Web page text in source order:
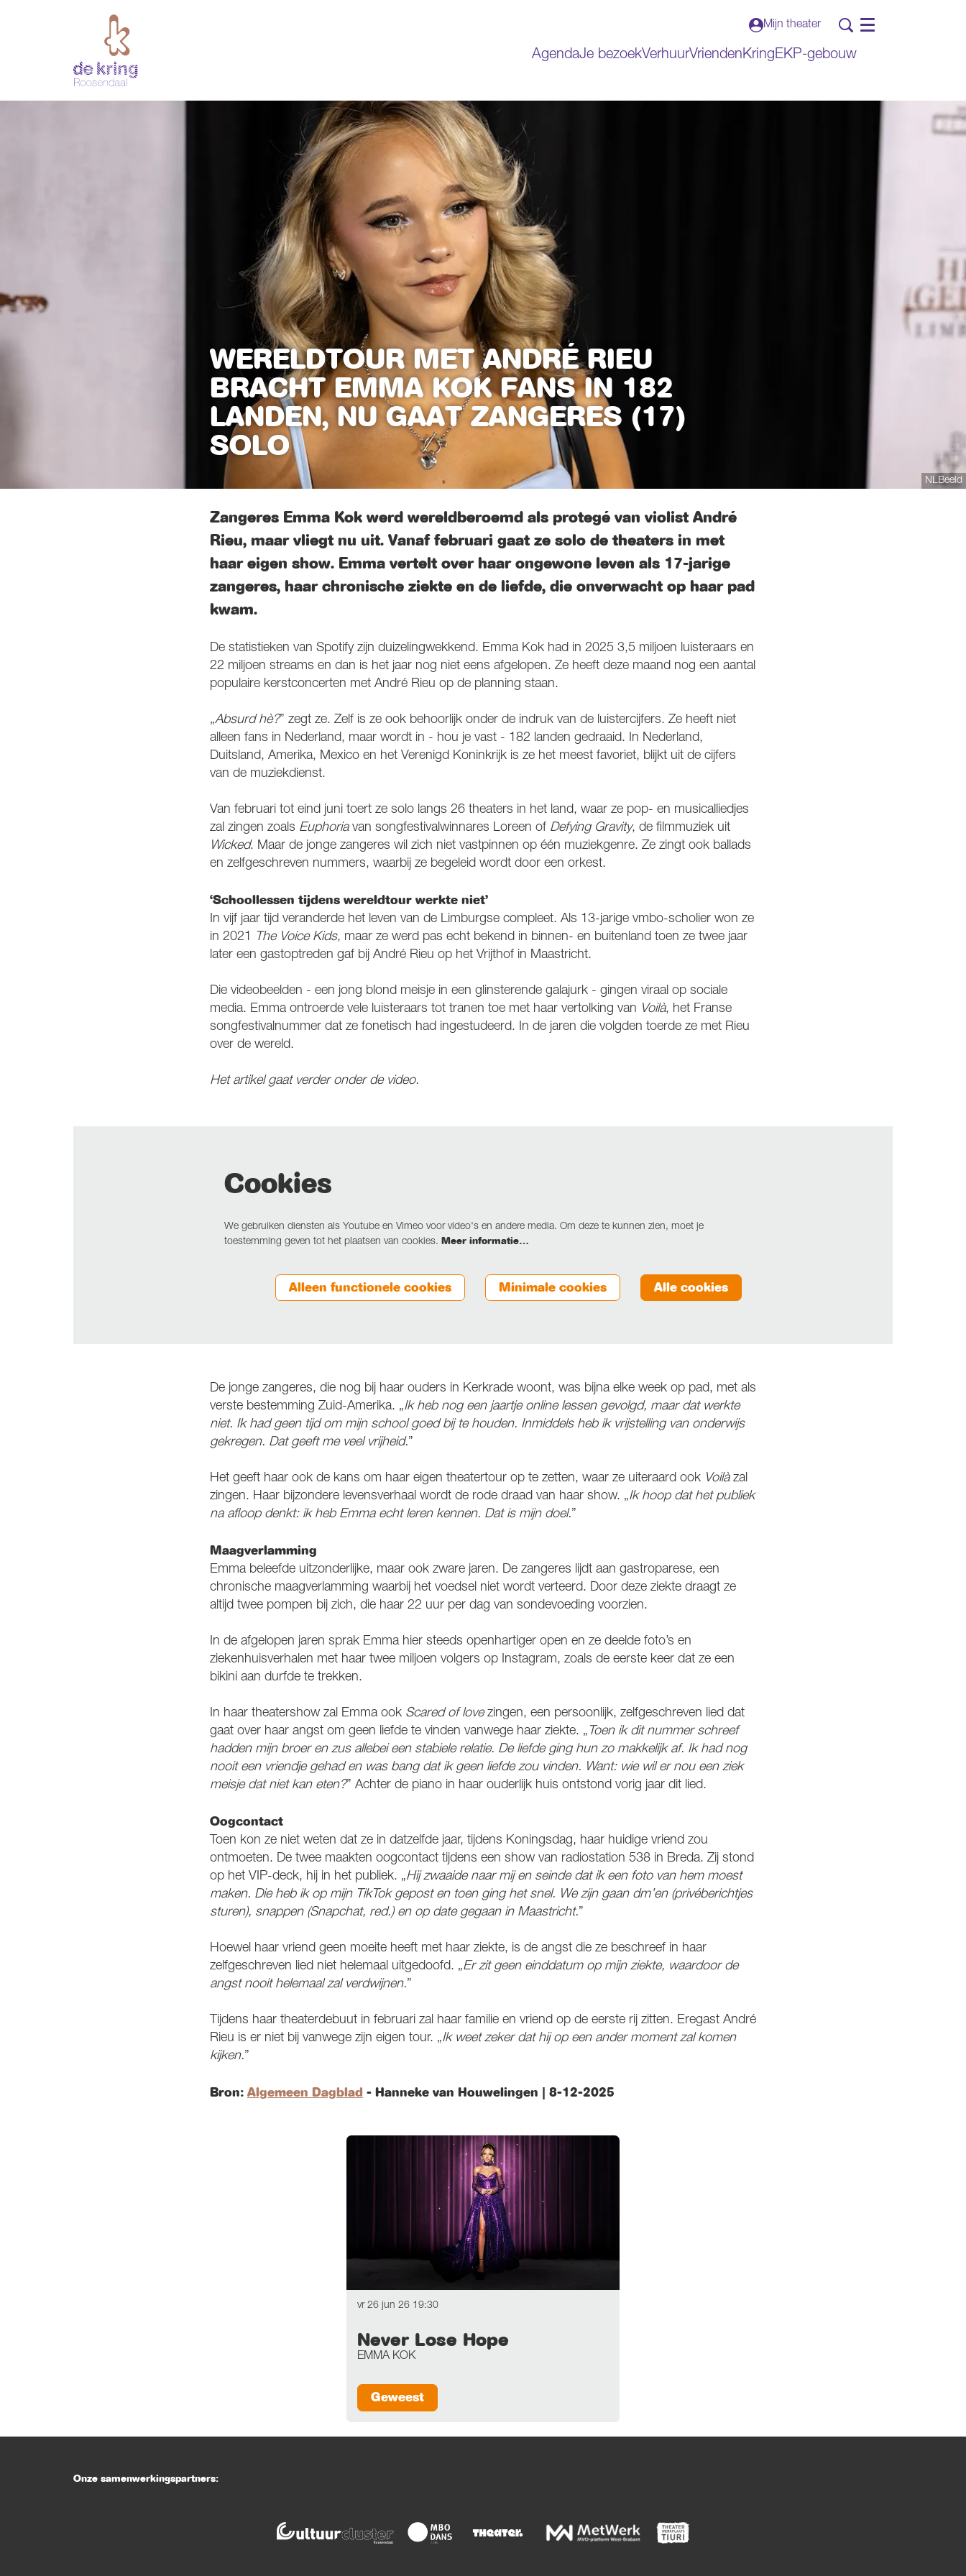
Mijn theater
AgendaJe bezoekVerhuurVriendenKringEKP-gebouw
Menu
NLBeeld
WERELDTOUR MET ANDRÉ RIEU
BRACHT EMMA KOK FANS IN 182
LANDEN, NU GAAT ZANGERES (17)
SOLO
Zangeres Emma Kok werd wereldberoemd als protegé van violist André
Rieu, maar vliegt nu uit. Vanaf februari gaat ze solo de theaters in met
haar eigen show. Emma vertelt over haar ongewone leven als 17-jarige
zangeres, haar chronische ziekte en de liefde, die onverwacht op haar pad
kwam.
De statistieken van Spotify zijn duizelingwekkend. Emma Kok had in 2025 3,5 miljoen luisteraars en
22 miljoen streams en dan is het jaar nog niet eens afgelopen. Ze heeft deze maand nog een aantal
populaire kerstconcerten met André Rieu op de planning staan.
„Absurd hè?” zegt ze. Zelf is ze ook behoorlijk onder de indruk van de luistercijfers. Ze heeft niet
alleen fans in Nederland, maar wordt in - hou je vast - 182 landen gedraaid. In Nederland,
Duitsland, Amerika, Mexico en het Verenigd Koninkrijk is ze het meest favoriet, blijkt uit de cijfers
van de muziekdienst.
Van februari tot eind juni toert ze solo langs 26 theaters in het land, waar ze pop- en musicalliedjes
zal zingen zoals Euphoriavan songfestivalwinnares Loreen of Defying Gravity, de filmmuziek uit
Wicked. Maar de jonge zangeres wil zich niet vastpinnen op één muziekgenre. Ze zingt ook ballads
en zelfgeschreven nummers, waarbij ze begeleid wordt door een orkest.
‘Schoollessen tijdens wereldtour werkte niet’
In vijf jaar tijd veranderde het leven van de Limburgse compleet. Als 13-jarige vmbo-scholier won ze
in 2021
The Voice Kids, maar ze werd pas echt bekend in binnen- en buitenland toen ze twee jaar
later een gastoptreden gaf bij André Rieu op het Vrijthof in Maastricht.
Die videobeelden - een jong blond meisje in een glinsterende galajurk - gingen viraal op sociale
media. Emma ontroerde vele luisteraars tot tranen toe met haar vertolking van Voilà, het Franse
songfestivalnummer dat ze fonetisch had ingestudeerd. In de jaren die volgden toerde ze met Rieu
over de wereld.
Het artikel gaat verder onder de video.
Cookies
We gebruiken diensten als Youtube en Vimeo voor video's en andere media. Om deze te kunnen zien, moet je
toestemming geven tot het plaatsen van cookies. Meer informatie…
Alleen functionele cookies Minimale cookies Alle cookies
De jonge zangeres, die nog bij haar ouders in Kerkrade woont, was bijna elke week op pad, met als
verste bestemming Zuid-Amerika. „Ik heb nog een jaartje online lessen gevolgd, maar dat werkte
niet. Ik had geen tijd om mijn school goed bij te houden. Inmiddels heb ik vrijstelling van onderwijs
gekregen. Dat geeft me veel vrijheid.”
Het geeft haar ook de kans om haar eigen theatertour op te zetten, waar ze uiteraard ook Voilàzal
zingen. Haar bijzondere levensverhaal wordt de rode draad van haar show. „Ik hoop dat het publiek
na afloop denkt: ik heb Emma echt leren kennen. Dat is mijn doel.”
Maagverlamming
Emma beleefde uitzonderlijke, maar ook zware jaren. De zangeres lijdt aan gastroparese, een
chronische maagverlamming waarbij het voedsel niet wordt verteerd. Door deze ziekte draagt ze
altijd twee pompen bij zich, die haar 22 uur per dag van sondevoeding voorzien.
In de afgelopen jaren sprak Emma hier steeds openhartiger open en ze deelde foto’s en
ziekenhuisverhalen met haar twee miljoen volgers op Instagram, zoals de eerste keer dat ze een
bikini aan durfde te trekken.
In haar theatershow zal Emma ook Scared of lovezingen, een persoonlijk, zelfgeschreven lied dat
gaat over haar angst om geen liefde te vinden vanwege haar ziekte. „ Toen ik dit nummer schreef
hadden mijn broer en zus allebei een stabiele relatie. De liefde ging hun zo makkelijk af. Ik had nog
nooit een vriendje gehad en was bang dat ik geen liefde zou vinden. Want: wie wil er nou een ziek
meisje dat niet kan eten?” Achter de piano in haar ouderlijk huis ontstond vorig jaar dit lied.
Oogcontact
Toen kon ze niet weten dat ze in datzelfde jaar, tijdens Koningsdag, haar huidige vriend zou
ontmoeten. De twee maakten oogcontact tijdens een show van radiostation 538 in Breda. Zij stond
op het VIP-deck, hij in het publiek. „Hij zwaaide naar mij en seinde dat ik een foto van hem moest
maken. Die heb ik op mijn TikTok gepost en toen ging het snel. We zijn gaan dm’en (privéberichtjes
sturen), snappen (Snapchat, red.) en op date gegaan in Maastricht.”
Hoewel haar vriend geen moeite heeft met haar ziekte, is de angst die ze beschreef in haar
zelfgeschreven lied niet helemaal uitgedoofd. „Er zit geen einddatum op mijn ziekte, waardoor de
angst nooit helemaal zal verdwijnen.”
Tijdens haar theaterdebuut in februari zal haar familie en vriend op de eerste rij zitten. Eregast André
Rieu is er niet bij vanwege zijn eigen tour. „Ik weet zeker dat hij op een ander moment zal komen
kijken.”
Bron: Algemeen Dagblad - Hanneke van Houwelingen | 8-12-2025
Never Lose Hope
EMMA KOK
vr 26 jun 26 19:30
Geweest
Onze samenwerkingspartners: